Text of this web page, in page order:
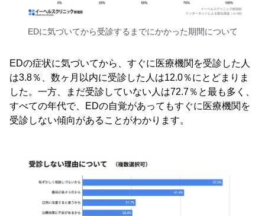
EDに気づいてから受診するまでにかかった期間について
EDの症状に気づいてから、すぐに医療機関を受診した人
は3.8％、数ヶ月以内に受診した人は12.0％にとどまりま
した。一方、まだ受診していない人は72.7％と最も多く、
すべての年代で、EDの自覚があってもすぐに医療機関を
受診しない傾向があることがわかります。